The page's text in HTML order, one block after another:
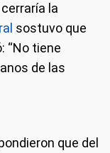
la
sostuvo que
“No tiene
de las
que del